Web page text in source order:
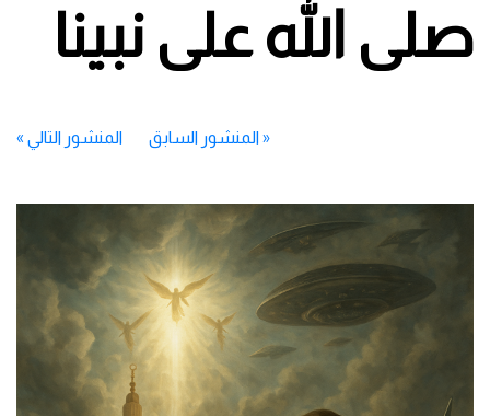
صلى الله على نبينا
«المنشور السابق المنشور التالي »